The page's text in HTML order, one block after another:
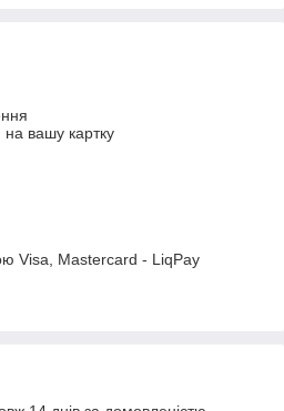
на вашу картку
Visa, Mastercard - LiqPay